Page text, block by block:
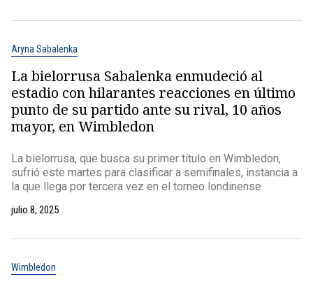
Aryna Sabalenka
La bielorrusa Sabalenka enmudeció al
estadio con hilarantes reacciones en último
punto de su partido ante su rival, 10 años
mayor, en Wimbledon
La bielorrusa, que busca su primer título en Wimbledon,
sufrió este martes para clasificar a semifinales, instancia a
la que llega por tercera vez en el torneo londinense.
julio 8, 2025
Wimbledon